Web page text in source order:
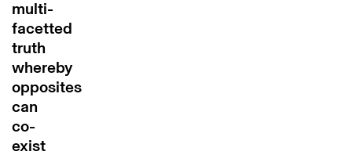
multi-
facetted
truth
whereby
opposites
can
co-
exist